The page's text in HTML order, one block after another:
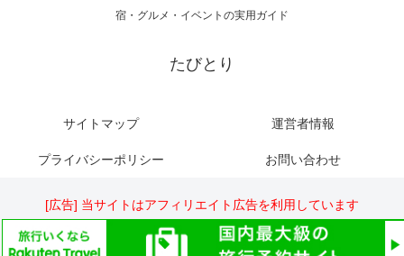
宿・グルメ・イベントの実用ガイド
たびとり
サイトマップ 運営者情報
プライバシーポリシー お問い合わせ
[広告] 当サイトはアフィリエイト広告を利用しています